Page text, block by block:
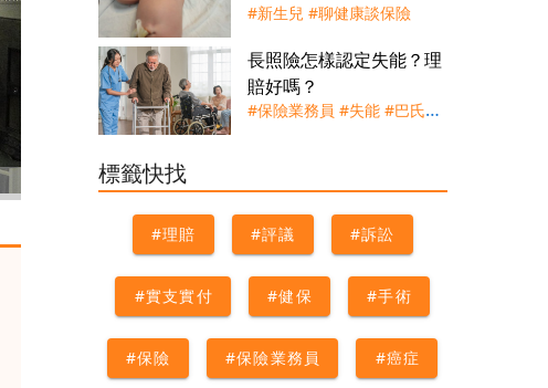
(110年版)
#新生兒 #聊健康談保險
長照險怎樣認定失能？理
賠好嗎？
#保險業務員 #失能 #巴氏量
標籤快找
#理賠 #評議 #訴訟
#實支實付 #健保 #手術
#保險 #保險業務員 #癌症